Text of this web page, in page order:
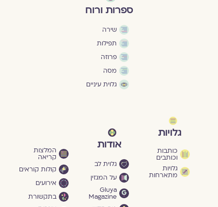
ספרות ורוח
שירה
תפילות
פרוזה
מסה
גלוית עיניים
גלויות
כותבות
וכותבים
גלויות
מתארחות
אודות
גלוית לב
על המגזין
Gluya
Magazine
המלצות
קריאה
קולות קוראים
אירועים
בתקשורת